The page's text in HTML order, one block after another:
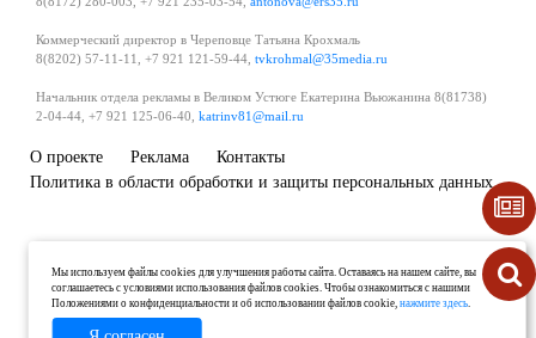
Коммерческий директор в Череповце Татьяна Крохмаль
8(8202) 57-11-11, +7 921 121-59-44, tvkrohmal@35media.ru
Начальник отдела рекламы в Великом Устюге Екатерина Вьюжанина 8(81738)
2-04-44, +7 921 125-06-40, katrinv81@mail.ru
О проекте Реклама
Контакты
Политика в области обработки и защиты персональных данных
Мы используем файлы cookies для улучшения работы сайта. Оставаясь на нашем сайте, вы
соглашаетесь с условиями использования файлов cookies. Чтобы ознакомиться с нашими
Положениями о конфиденциальности и об использовании файлов cookie,нажмите здесь.